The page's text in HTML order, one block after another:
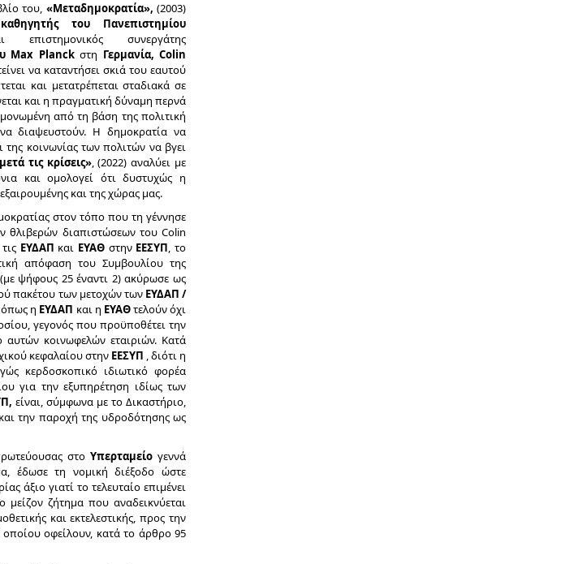
του, «Μεταδημοκρατία», (2003)
του Πανεπιστημίου
συνεργάτης
Max Planckστη Γερμανία, Colin
να καταντήσει σκιά του εαυτού
και μετατρέπεται σταδιακά σε
και η πραγματική δύναμη περνά
από τη βάση της πολιτική
διαψευστούν. Η δημοκρατία να
της κοινωνίας των πολιτών να βγει
τις κρίσεις», (2022) αναλύει με
και ομολογεί ότι δυστυχώς η
και της χώρας μας.
στον τόπο που τη γέννησε
θλιβερών διαπιστώσεων του Colin
ΕΥΔΑΠ και ΕΥΑΘστην ΕΕΣΥΠ, το
απόφαση του Συμβουλίου της
ψήφους 25 έναντι 2) ακύρωσε ως
πακέτου των μετοχών των ΕΥΔΑΠ /
όπως η ΕΥΔΑΠ και η ΕΥΑΘτελούν όχι
γεγονός που προϋποθέτει την
κοινωφελών εταιριών. Κατά
κεφαλαίου στην ΕΕΣΥΠ , διότι η
κερδοσκοπικό ιδιωτικό φορέα
για την εξυπηρέτηση ιδίως των
είναι, σύμφωνα με το Δικαστήριο,
και την παροχή της υδροδότησης ως
στο Υπερταμείογεννά
έδωσε τη νομική διέξοδο ώστε
άξιο γιατί το τελευταίο επιμένει
ζήτημα που αναδεικνύεται
και εκτελεστικής, προς την
οποίου οφείλουν, κατά το άρθρο 95